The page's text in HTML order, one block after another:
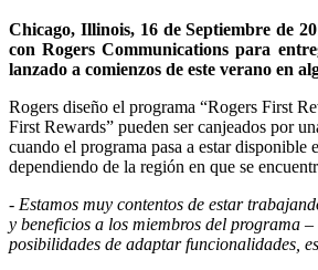
Chicago, Illinois, 16 de Septiembre de
con Rogers Communications para
lanzado a comienzos de este verano en
Rogers diseño el programa “Rogers First
First Rewards” pueden ser canjeados por
cuando el programa pasa a estar
dependiendo de la región en que se
- Estamos muy contentos de estar
y beneficios a los miembros del programa –
posibilidades de adaptar funcionalidades,